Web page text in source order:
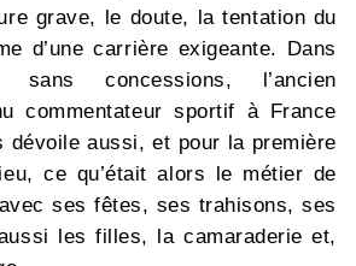
grave, le doute, la tentation du
d’une carrière exigeante. Dans
sans concessions, l’ancien
commentateur sportif à France
dévoile aussi, et pour la première
ce qu’était alors le métier de
ses fêtes, ses trahisons, ses
les filles, la camaraderie et,